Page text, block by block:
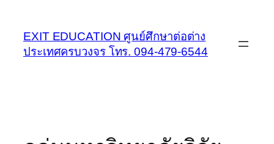
content
EXIT EDUCATION ศูนย์ศึกษาต่อต่าง
ประเทศครบวงจร โทร. 094-479-6544